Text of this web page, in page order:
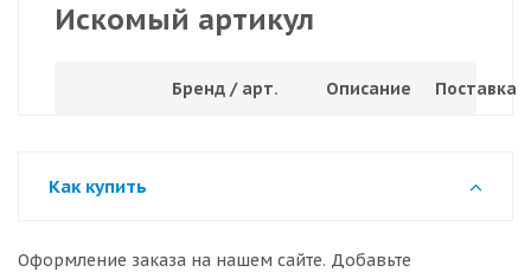
Искомый артикул
Бренд / арт. Описание Поставка
Как купить
Оформление заказа на нашем сайте. Добавьте